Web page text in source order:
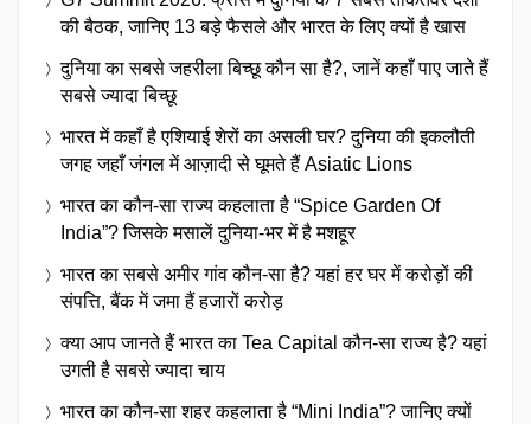
की बैठक, जानिए 13 बड़े फैसले और भारत के लिए क्यों है खास
दुनिया का सबसे जहरीला बिच्छू कौन सा है?, जानें कहाँ पाए जाते हैं
सबसे ज्यादा बिच्छू
भारत में कहाँ है एशियाई शेरों का असली घर? दुनिया की इकलौती
जगह जहाँ जंगल में आज़ादी से घूमते हैं Asiatic Lions
भारत का कौन-सा राज्य कहलाता है “Spice Garden Of
India”? जिसके मसालें दुनिया-भर में है मशहूर
भारत का सबसे अमीर गांव कौन-सा है? यहां हर घर में करोड़ों की
संपत्ति, बैंक में जमा हैं हजारों करोड़
क्या आप जानते हैं भारत का Tea Capital कौन-सा राज्य है? यहां
उगती है सबसे ज्यादा चाय
भारत का कौन-सा शहर कहलाता है “Mini India”? जानिए क्यों